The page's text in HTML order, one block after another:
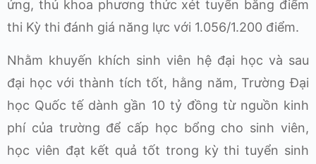
ứng, thủ khoa phương thức xét tuyển bằng điểm
thi Kỳ thi đánh giá năng lực với 1.056/1.200 điểm.
Nhằm khuyến khích sinh viên hệ đại học và sau
đại học với thành tích tốt, hằng năm, Trường Đại
học Quốc tế dành gần 10 tỷ đồng từ nguồn kinh
phí của trường để cấp học bổng cho sinh viên,
học viên đạt kết quả tốt trong kỳ thi tuyển sinh